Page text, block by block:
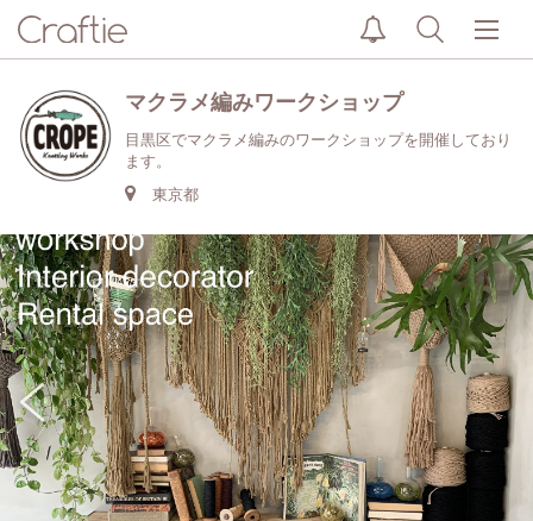
マクラメ編みワークショップ
目黒区でマクラメ編みのワークショップを開催しており
ます。
東京都